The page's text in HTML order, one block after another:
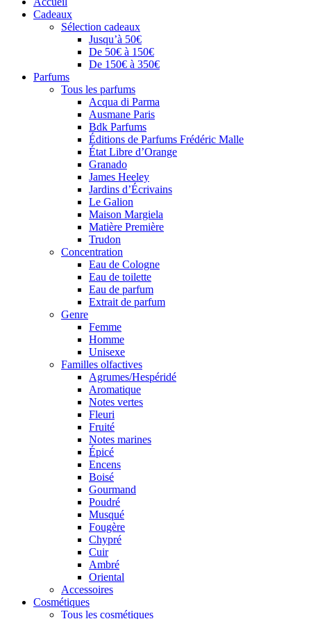
Cadeaux
Sélection cadeaux
Jusqu’à 50€
De 50€ à 150€
De 150€ à 350€
Parfums
Tous les parfums
Acqua di Parma
Ausmane Paris
Bdk Parfums
Éditions de Parfums Frédéric Malle
État Libre d’Orange
Granado
James Heeley
Jardins d’Écrivains
Le Galion
Maison Margiela
Matière Première
Trudon
Concentration
Eau de Cologne
Eau de toilette
Eau de parfum
Extrait de parfum
Genre
Femme
Homme
Unisexe
Familles olfactives
Agrumes/Hespéridé
Aromatique
Notes vertes
Fleuri
Fruité
Notes marines
Épicé
Encens
Boisé
Gourmand
Poudré
Musqué
Fougère
Chypré
Cuir
Ambré
Oriental
Accessoires
Cosmétiques
Tous les cosmétiques